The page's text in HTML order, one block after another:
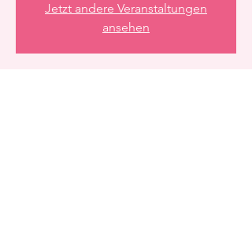
Jetzt andere Veranstaltungen
ansehen